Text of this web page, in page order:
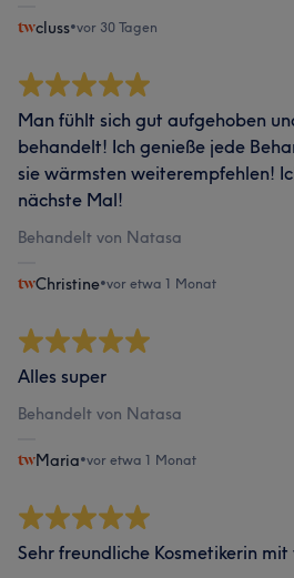
cluss•vor 30 Tagen
Man fühlt sich gut aufgehoben
behandelt! Ich genieße jede
sie wärmsten weiterempfehlen!
nächste Mal!
Behandelt von Natasa
Christine•vor etwa 1 Monat
Alles super
Behandelt von Natasa
Maria•vor etwa 1 Monat
Sehr freundliche Kosmetikerin